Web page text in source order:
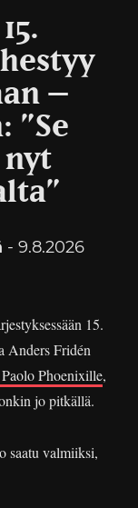
–
”Se
nyt
- 9.8.2026
15.
Anders Fridén
Phoenixille,
jo pitkällä.
saatu valmiiksi,